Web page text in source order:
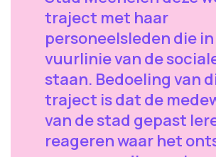
traject met haar
personeelsleden die
vuurlinie van de
staan. Bedoeling van
traject is dat de
van de stad gepast
reageren waar het